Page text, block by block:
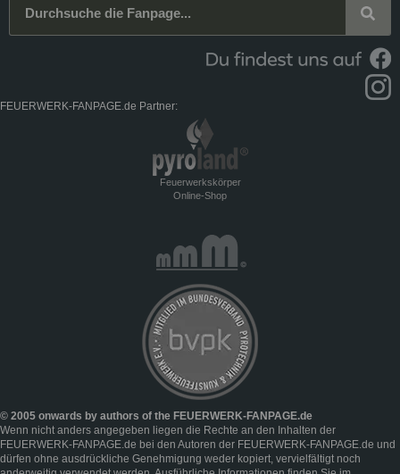
FEUERWERK-FANPAGE.de Partner:
Feuerwerkskörper
Online-Shop
© 2005 onwards by authors of the FEUERWERK-FANPAGE.de
Wenn nicht anders angegeben liegen die Rechte an den Inhalten der
FEUERWERK-FANPAGE.de bei den Autoren der FEUERWERK-FANPAGE.de und
dürfen ohne ausdrückliche Genehmigung weder kopiert, vervielfältigt noch